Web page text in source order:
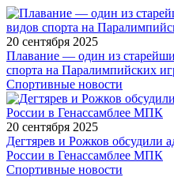
20 сентября 2025
Плавание — один из
спорта на Паралимпийских
Спортивные новости
20 сентября 2025
Дегтярев и Рожков обсудили
России в Генассамблее МПК
Спортивные новости